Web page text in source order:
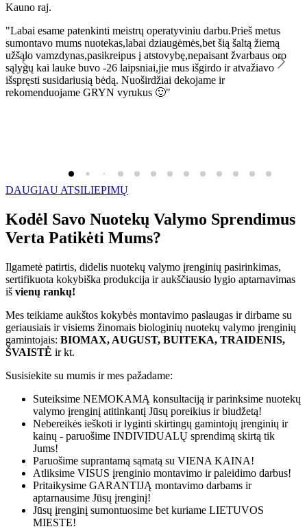
Kauno raj.
"Labai esame patenkinti meistrų operatyviniu darbu.Prieš metus
sumontavo mums nuotekas,labai dziaugėmės,bet šią šaltą žiemą
užšąlo vamzdynas,pasikreipus į atstovybę,nepaisant žvarbaus oro
sąlygų kai lauke buvo -26 laipsniai,jie mus išgirdo ir atvažiavo
išspręsti susidariusią bėdą. Nuoširdžiai dekojame ir
rekomenduojame GRYN vyrukus 🙂"
DAUGIAU ATSILIEPIMŲ
Kodėl Savo Nuotekų Valymo Sprendimus
Verta Patikėti Mums?
Ilgametė patirtis, didelis nuotekų valymo įrenginių pasirinkimas,
sertifikuota kokybiška produkcija ir aukščiausio lygio aptarnavimas
iš vienų rankų!
Mes teikiame aukštos kokybės montavimo paslaugas ir dirbame su
geriausiais ir visiems žinomais biologinių nuotekų valymo įrenginių
gamintojais: BIOMAX, AUGUST, BUITEKA, TRAIDENIS,
ŠVAISTĖ ir kt.
Susisiekite su mumis ir mes pažadame:
Suteiksime NEMOKAMĄ konsultaciją ir parinksime nuotekų
valymo įrenginį atitinkantį Jūsų poreikius ir biudžetą!
Nebereikės ieškoti ir lyginti skirtingų gamintojų įrenginių ir
kainų - paruošime INDIVIDUALŲ sprendimą skirtą tik
Jums!
Paruošime suprantamą sąmatą su VIENA KAINA!
Atliksime VISUS įrenginio montavimo ir paleidimo darbus!
Pritaikysime GARANTIJĄ montavimo darbams ir
aptarnausime Jūsų įrenginį!
Jūsų įrenginį sumontuosime bet kuriame LIETUVOS
MIESTE!